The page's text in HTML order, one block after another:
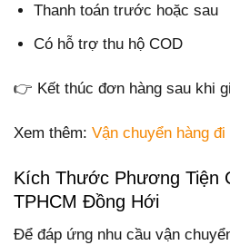
Thanh toán trước hoặc sau
Có hỗ trợ thu hộ COD
👉 Kết thúc đơn hàng sau khi
Xem thêm: Vận chuyển hàng
Kích Thước Phương Tiện
TPHCM Đồng Hới
Để đáp ứng nhu cầu vận